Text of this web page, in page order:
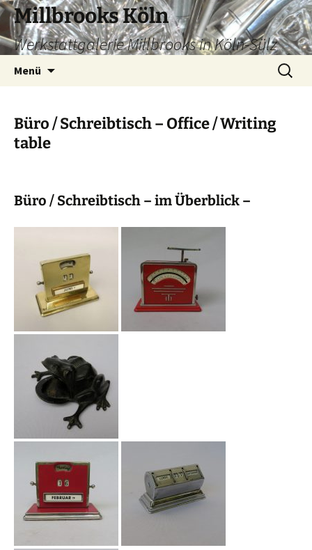
Zum
Inhalt
springen
Millbrooks Köln
Werkstattgalerie Millbrooks in Köln-Sülz
Menü
Suchen
nach:
Büro / Schreibtisch – Office / Writing
table
Büro / Schreibtisch – im Überblick –